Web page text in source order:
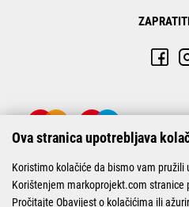
Ova stranica upotrebljava
Koristimo kolačiće da bismo vam pružili
Korištenjem markoprojekt.com stranice
Pročitajte Obavijest o kolačićima ili